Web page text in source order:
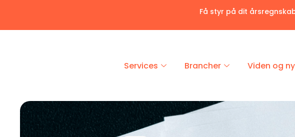
Få styr på dit
Services Brancher Viden og